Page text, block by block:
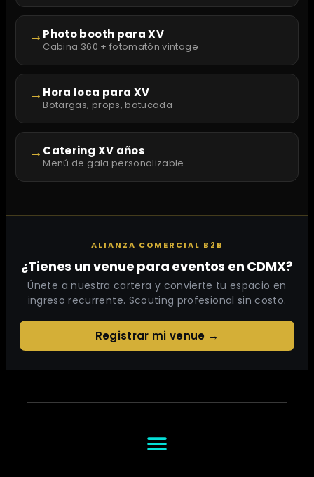
→ Photo booth para XV
Cabina 360 + fotomatón vintage
→ Hora loca para XV
Botargas, props, batucada
→ Catering XV años
Menú de gala personalizable
ALIANZA COMERCIAL B2B
¿Tienes un venue para eventos en CDMX?
Únete a nuestra cartera y convierte tu espacio en
ingreso recurrente. Scouting profesional sin costo.
Registrar mi venue →